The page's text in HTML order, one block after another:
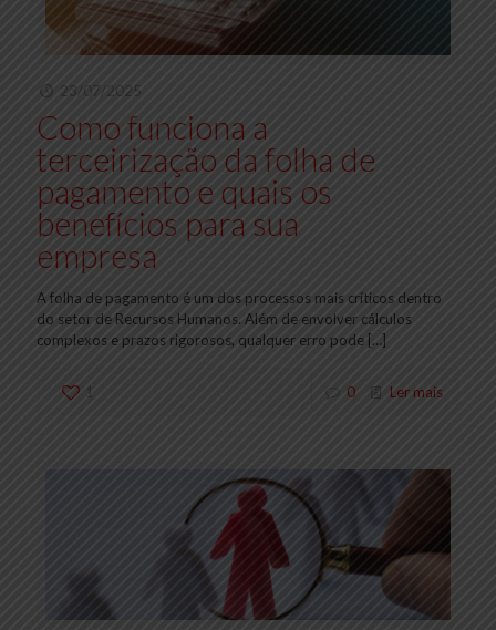
23/07/2025
Como funciona a
terceirização da folha de
pagamento e quais os
benefícios para sua
empresa
A folha de pagamento é um dos processos mais críticos dentro
do setor de Recursos Humanos. Além de envolver cálculos
complexos e prazos rigorosos, qualquer erro pode […]
1 0 Ler mais